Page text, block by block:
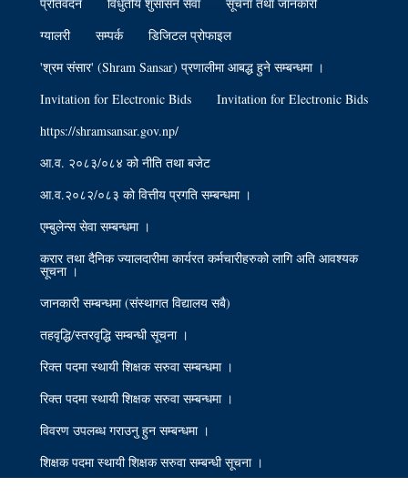
ग्यालरी
सम्पर्क
डिजिटल प्रोफाइल
'श्रम संसार' (Shram Sansar) प्रणालीमा आबद्ध हुने सम्बन्धमा ।
Invitation for Electronic Bids
Invitation for Electronic Bids
https://shramsansar.gov.np/
आ.व. २०८३/०८४ को नीति तथा बजेट
आ.व.२०८२/०८३ को वित्तीय प्रगति सम्बन्धमा ।
एम्बुलेन्स सेवा सम्बन्धमा ।
करार तथा दैनिक ज्यालदारीमा कार्यरत कर्मचारीहरुको लागि अति आवश्यक
सूचना ।
जानकारी सम्बन्धमा (संस्थागत विद्यालय सबै)
तहवृद्धि/स्तरवृद्धि सम्बन्धी सूचना ।
रिक्त पदमा स्थायी शिक्षक सरुवा सम्बन्धमा ।
रिक्त पदमा स्थायी शिक्षक सरुवा सम्बन्धमा ।
विवरण उपलब्ध गराउनु हुन सम्बन्धमा ।
शिक्षक पदमा स्थायी शिक्षक सरुवा सम्बन्धी सूचना ।